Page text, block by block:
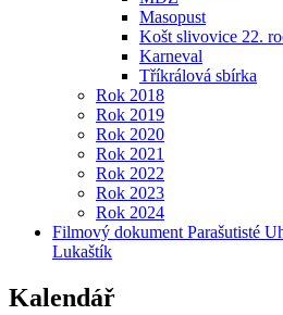
Masopust
Košt slivovice 22.
Karneval
Tříkrálová sbírka
Rok 2018
Rok 2019
Rok 2020
Rok 2021
Rok 2022
Rok 2023
Rok 2024
Filmový dokument Parašutisté
Lukaštík
Kalendář